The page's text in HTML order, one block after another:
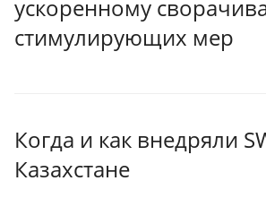
ускоренному
стимулирующих мер
Когда и как внедряли
Казахстане